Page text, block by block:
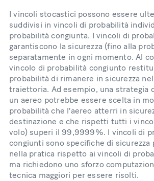
I vincoli stocastici possono essere
suddivisi in vincoli di probabilità
probabilità congiunta. I vincoli di
garantiscono la sicurezza (fino alla
separatamente in ogni momento. Al
vincolo di probabilità congiunto
probabilità di rimanere in sicurezza
traiettoria. Ad esempio, una strategia
un aereo potrebbe essere scelta in
probabilità che l'aereo atterri in
destinazione e che rispetti tutti i
volo) superi il 99,9999%. I vincoli di
congiunti sono specifiche di sicurezza
nella pratica rispetto ai vincoli di
ma richiedono uno sforzo
tecnica maggiori per essere risolti.